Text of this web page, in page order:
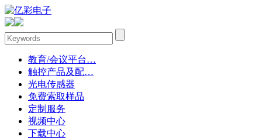
教育/会议平台…
触控产品及配…
光电传感器
免费索取样品
定制服务
视频中心
下载中心